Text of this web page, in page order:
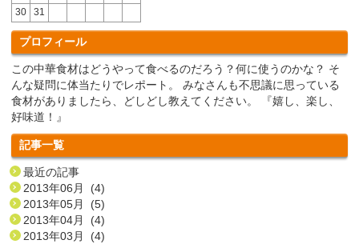
30
31
プロフィール
この中華食材はどうやって食べるのだろう？何に使うのかな？ そ
んな疑問に体当たりでレポート。 みなさんも不思議に思っている
食材がありましたら、どしどし教えてください。 『嬉し、楽し、
好味道！』
記事一覧
最近の記事
2013年06月 (4)
2013年05月 (5)
2013年04月 (4)
2013年03月 (4)